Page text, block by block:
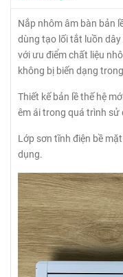
Nắp nhôm âm bàn bản
dùng tạo lối tắt luồn
với ưu điểm chất liệu
không bị biến dạng
Thiết kế bản lề thế hệ
êm ái trong quá trình sử
Lớp sơn tĩnh điện bề
dụng.